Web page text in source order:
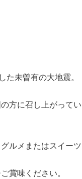
未曽有の大地震。
方に召し上がって
メまたはスイー
賞味ください。